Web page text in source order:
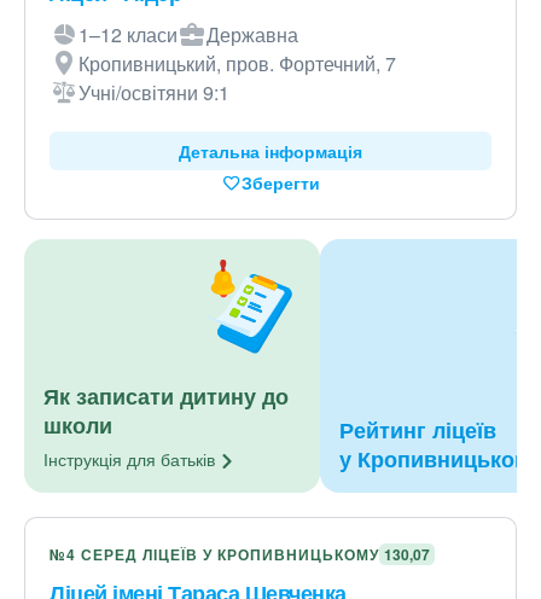
1–12 класи
Державна
Кропивницький, пров. Фортечний, 7
Учні/освітяни 9:1
Детальна інформація
Зберегти
Як записати дитину до
школи
Інструкція для батьків
Рейтинг ліцеїв
у Кропивницькому
№4 СЕРЕД ЛІЦЕЇВ У КРОПИВНИЦЬКОМУ 130,07